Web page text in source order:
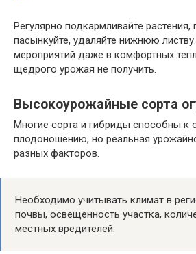
Регулярно подкармливайте
пасынкуйте, удаляйте нижнюю
мероприятий даже в комфортных
щедрого урожая не получить.
Высокоурожайные сорта
Многие сорта и гибриды способны к
плодоношению, но реальная
разных факторов.
Необходимо учитывать климат в
почвы, освещенность участка,
местных вредителей.